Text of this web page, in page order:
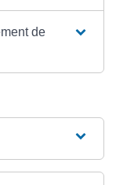
de